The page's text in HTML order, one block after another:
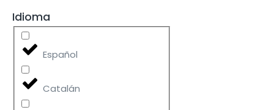
Idioma
Español
Catalán